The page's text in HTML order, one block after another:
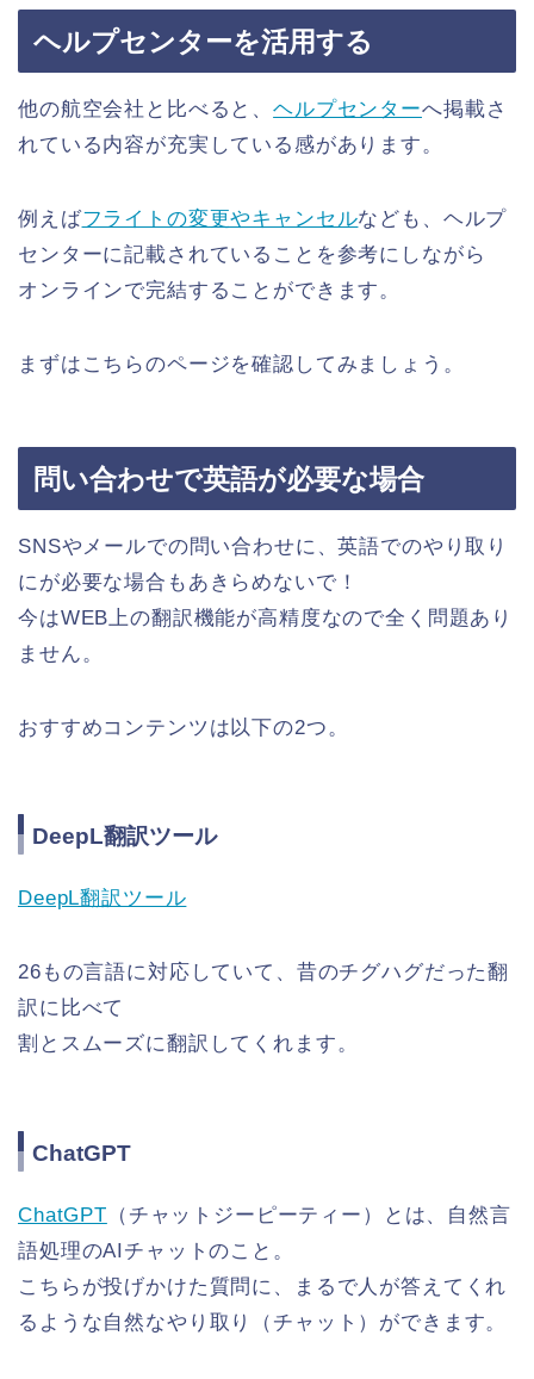
ヘルプセンターを活用する
他の航空会社と比べると、ヘルプセンターへ掲載さ
れている内容が充実している感があります。
例えばフライトの変更やキャンセルなども、ヘルプ
センターに記載されていることを参考にしながら
オンラインで完結することができます。
まずはこちらのページを確認してみましょう。
問い合わせで英語が必要な場合
SNSやメールでの問い合わせに、英語でのやり取り
にが必要な場合もあきらめないで！
今はWEB上の翻訳機能が高精度なので全く問題あり
ません。
おすすめコンテンツは以下の2つ。
DeepL翻訳ツール
DeepL翻訳ツール
26もの言語に対応していて、昔のチグハグだった翻
訳に比べて
割とスムーズに翻訳してくれます。
ChatGPT
ChatGPT （チャットジーピーティー）とは、自然言
語処理のAIチャットのこと。
こちらが投げかけた質問に、まるで人が答えてくれ
るような自然なやり取り（チャット）ができます。